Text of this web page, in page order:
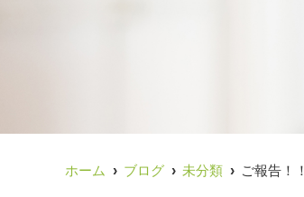
ホーム ブログ 未分類 ご報告！！